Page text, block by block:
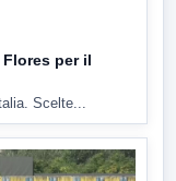
per il
Scelte...